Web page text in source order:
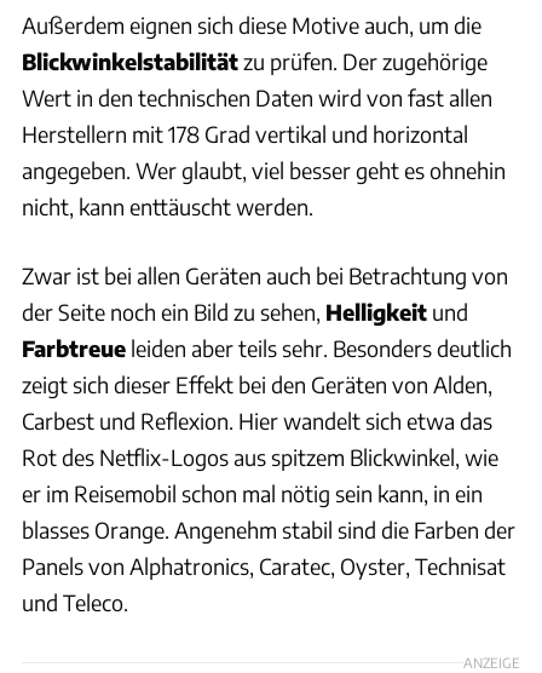
Außerdem eignen sich diese Motive auch, um die
Blickwinkelstabilitätzu prüfen. Der zugehörige
Wert in den technischen Daten wird von fast allen
Herstellern mit 178 Grad vertikal und horizontal
angegeben. Wer glaubt, viel besser geht es ohnehin
nicht, kann enttäuscht werden.
Zwar ist bei allen Geräten auch bei Betrachtung von
der Seite noch ein Bild zu sehen, Helligkeit und
Farbtreue leiden aber teils sehr. Besonders deutlich
zeigt sich dieser Effekt bei den Geräten von Alden,
Carbest und Reflexion. Hier wandelt sich etwa das
Rot des Netflix-Logos aus spitzem Blickwinkel, wie
er im Reisemobil schon mal nötig sein kann, in ein
blasses Orange. Angenehm stabil sind die Farben der
Panels von Alphatronics, Caratec, Oyster, Technisat
und Teleco.
ANZEIGE